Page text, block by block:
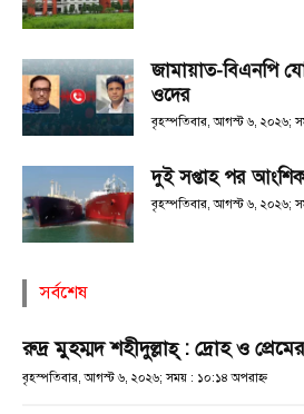
জামায়াত-বিএনপি
ওদের
বৃহস্পতিবার, আগস্ট ৬, ২০২৬;
দুই সপ্তাহ পর
বৃহস্পতিবার, আগস্ট ৬, ২০২৬;
সর্বশেষ
রুদ্র মুহম্মদ শহীদুল্লাহ্ : দ্রোহ ও
বৃহস্পতিবার, আগস্ট ৬, ২০২৬; সময় : ১০:১৪ অপরাহ্ণ